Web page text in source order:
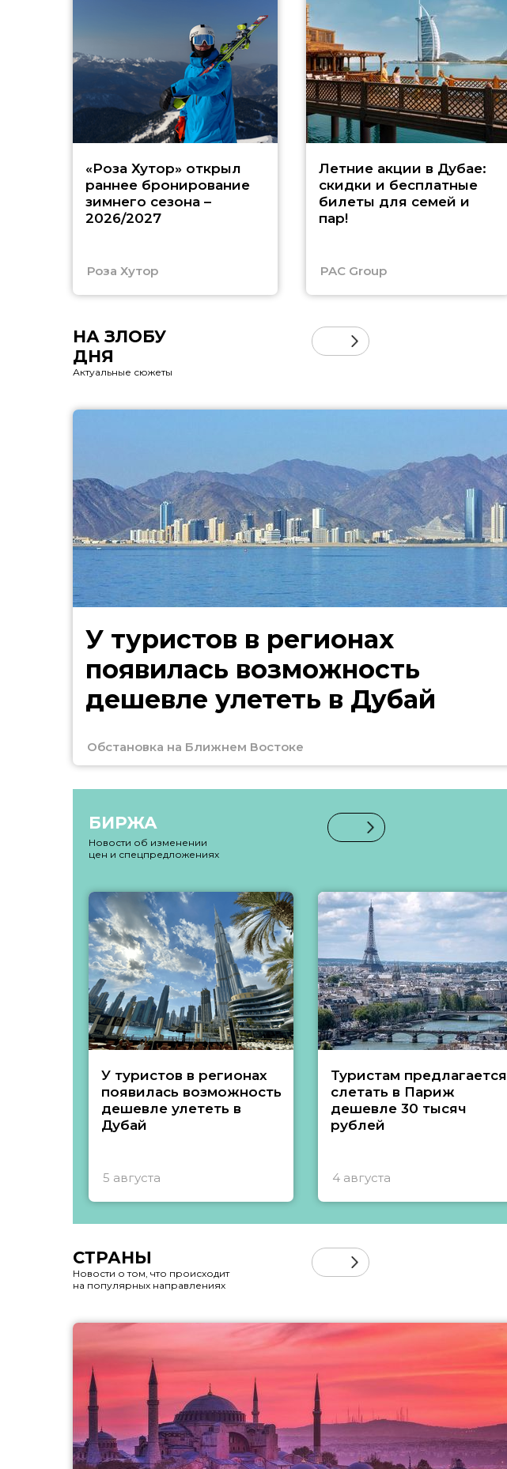
«Роза Хутор» открыл
раннее бронирование
зимнего сезона –
2026/2027
Роза Хутор
Летние акции в Дубае:
скидки и бесплатные
билеты для семей и
пар!
PAC Group
НА ЗЛОБУ
ДНЯ
Актуальные сюжеты
У туристов в регионах
появилась возможность
дешевле улететь в Дубай
Обстановка на Ближнем Востоке
БИРЖА
Новости об изменении
цен и спецпредложениях
У туристов в регионах
появилась возможность
дешевле улететь в
Дубай
5 августа
Туристам предлагается
слетать в Париж
дешевле 30 тысяч
рублей
4 августа
СТРАНЫ
Новости о том, что происходит
на популярных направлениях